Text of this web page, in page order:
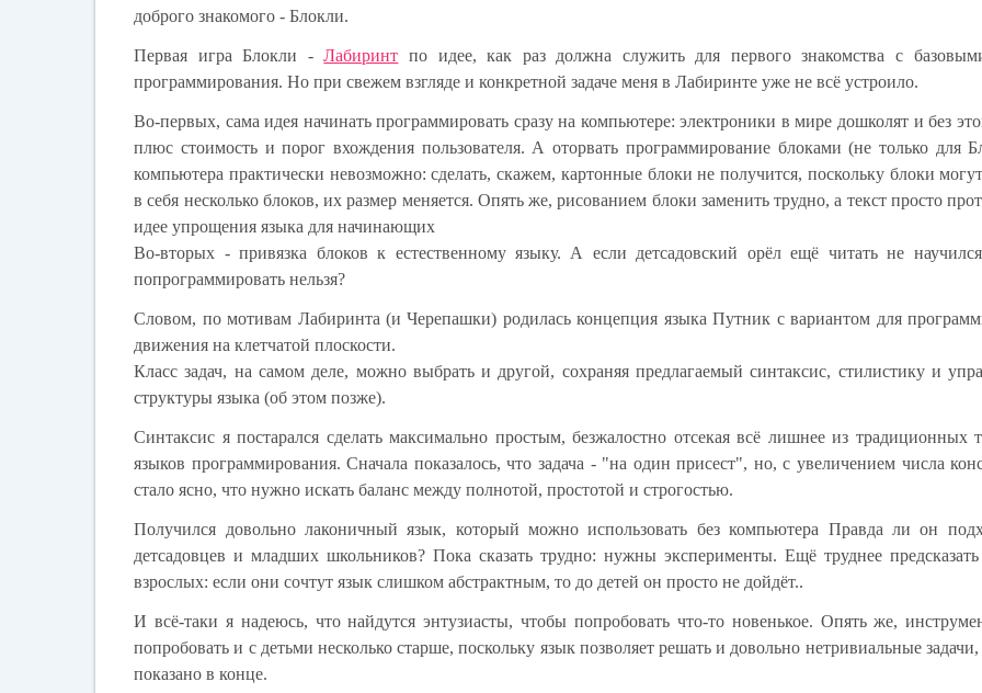
доброго знакомого - Блокли.
Первая игра Блокли -Лабиринт по идее, как раз должна служить для первого знакомства с
программирования. Но при свежем взгляде и конкретной задаче меня в Лабиринте уже не всё устроило.
Во-первых, сама идея начинать программировать сразу на компьютере: электроники в мире дошколят и без
плюс стоимость и порог вхождения пользователя. А оторвать программирование блоками (не только для
компьютера практически невозможно: сделать, скажем, картонные блоки не получится, поскольку блоки
в себя несколько блоков, их размер меняется. Опять же, рисованием блоки заменить трудно, а текст просто
идее упрощения языка для начинающих
Во-вторых - привязка блоков к естественному языку. А если детсадовский орёл ещё читать не
попрограммировать нельзя?
Словом, по мотивам Лабиринта (и Черепашки) родилась концепция языка Путник с вариантом для
движения на клетчатой плоскости.
Класс задач, на самом деле, можно выбрать и другой, сохраняя предлагаемый синтаксис, стилистику и
структуры языка (об этом позже).
Синтаксис я постарался сделать максимально простым, безжалостно отсекая всё лишнее из традиционных
языков программирования. Сначала показалось, что задача - "на один присест", но, с увеличением числа
стало ясно, что нужно искать баланс между полнотой, простотой и строгостью.
Получился довольно лаконичный язык, который можно использовать без компьютера Правда ли он
детсадовцев и младших школьников? Пока сказать трудно: нужны эксперименты. Ещё труднее
взрослых: если они сочтут язык слишком абстрактным, то до детей он просто не дойдёт..
И всё-таки я надеюсь, что найдутся энтузиасты, чтобы попробовать что-то новенькое. Опять же,
попробовать и с детьми несколько старше, поскольку язык позволяет решать и довольно нетривиальные задачи,
показано в конце.